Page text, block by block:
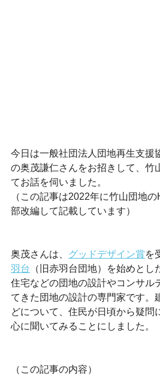
今日は一般社団法人団地再生支援
の奥茂謙仁さんをお招きして、竹
てお話を伺いました。
（この記事は2022年に竹山団地
部改編して記載しています）
奥茂さんは、 グッドデザイン賞を
羽台
（旧赤羽台団地）を始めと
住宅などの団地の設計やコンサル
てきた団地の設計の専門家です。
どについて、住民が日頃から疑問
心に聞いてみることにしました。
（この記事の内容）